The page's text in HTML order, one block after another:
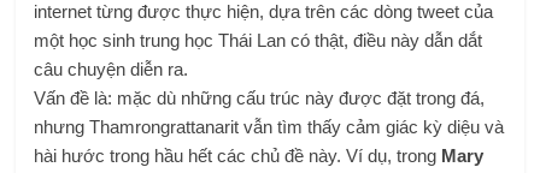
internet từng được thực hiện, dựa trên các dòng tweet của
một học sinh trung học Thái Lan có thật, điều này dẫn dắt
câu chuyện diễn ra.
Vấn đề là: mặc dù những cấu trúc này được đặt trong đá,
nhưng Thamrongrattanarit vẫn tìm thấy cảm giác kỳ diệu và
hài hước trong hầu hết các chủ đề này. Ví dụ, trong Mary